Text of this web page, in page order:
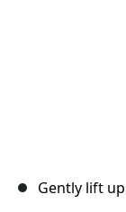
Gently lift